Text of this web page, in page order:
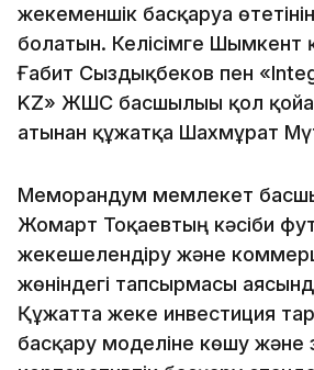
жекеменшік басқаруға
болатын. Келісімге Шымкент
Ғабит Сыздықбеков пен
KZ» ЖШС басшылығы қол
атынан құжатқа Шахмұрат
Меморандум мемлекет
Жомарт Тоқаевтың кәсіби
жекешелендіру және
жөніндегі тапсырмасы
Құжатта жеке инвестиция
басқару моделіне көшу және